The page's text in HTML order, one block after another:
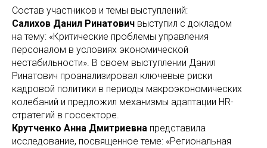
Состав участников и темы выступлений:
Салихов Данил Ринатович выступил с докладом
на тему: «Критические проблемы управления
персоналом в условиях экономической
нестабильности». В своем выступлении Данил
Ринатович проанализировал ключевые риски
кадровой политики в периоды макроэкономических
колебаний и предложил механизмы адаптации HR-
стратегий в госсекторе.
Крутченко Анна Дмитриевна представила
исследование, посвященное теме: «Региональная